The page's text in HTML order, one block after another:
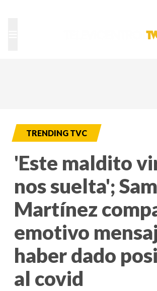
TRENDING TVC
'Este maldito
nos suelta';
Martínez
emotivo
haber dado
al covid